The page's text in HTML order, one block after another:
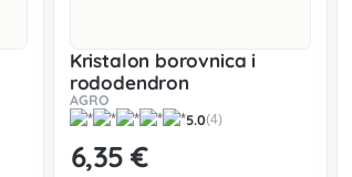
Kristalon borovnica i
rododendron
AGRO
5.0(4)
6,35 €